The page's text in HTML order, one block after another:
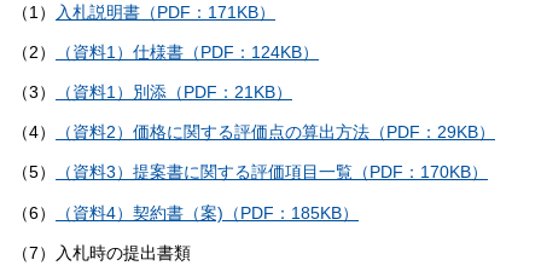
（1） 入札説明書（PDF：171KB）
（2） （資料1）仕様書（PDF：124KB）
（3） （資料1）別添（PDF：21KB）
（4） （資料2）価格に関する評価点の算出方法（PDF：29KB）
（5） （資料3）提案書に関する評価項目一覧（PDF：170KB）
（6） （資料4）契約書（案)（PDF：185KB）
（7）入札時の提出書類